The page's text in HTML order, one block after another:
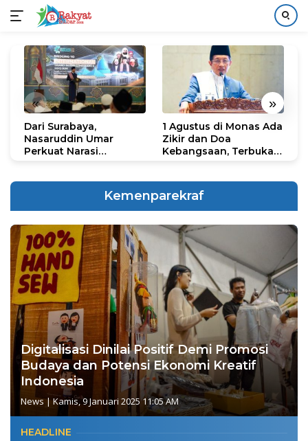
konten
« »
Dari Surabaya,
Nasaruddin Umar
Perkuat Narasi
1 Agustus di Monas Ada
Zikir dan Doa
Kebangsaan, Terbuka
Kemenparekraf
Digitalisasi Dinilai Positif Demi Promosi
Budaya dan Potensi Ekonomi Kreatif
Indonesia
News| Kamis, 9 Januari 2025 11:05 AM
HEADLINE